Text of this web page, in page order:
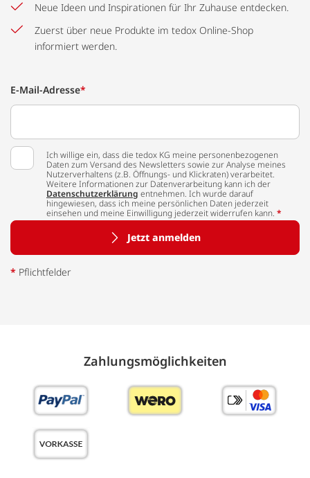
Neue Ideen und Inspirationen für Ihr Zuhause entdecken.
Zuerst über neue Produkte im tedox Online-Shop
informiert werden.
E-Mail-Adresse*
Ich willige ein, dass die tedox KG meine personenbezogenen
Daten zum Versand des Newsletters sowie zur Analyse meines
Nutzerverhaltens (z.B. Öffnungs- und Klickraten) verarbeitet.
Weitere Informationen zur Datenverarbeitung kann ich der
Datenschutzerklärung entnehmen. Ich wurde darauf
hingewiesen, dass ich meine persönlichen Daten jederzeit
einsehen und meine Einwilligung jederzeit widerrufen kann. *
Jetzt anmelden
* Pflichtfelder
Zahlungs­möglich­keiten